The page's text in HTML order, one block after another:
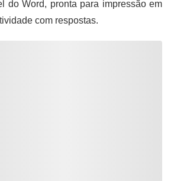
do Word, pronta para impressão em
com respostas.